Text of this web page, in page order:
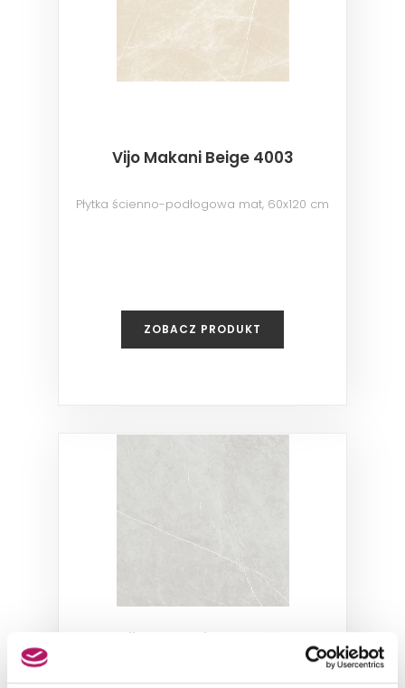
Vijo Makani Beige 4003
Płytka ścienno-podłogowa mat, 60x120 cm
ZOBACZ PRODUKT
Vijo Makani Grey 4001